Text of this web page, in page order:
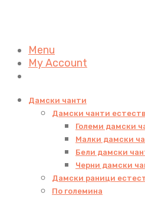
Menu
My Account
Дамски чанти
Дамски чанти
Големи дамски
Малки дамски
Бели дамски
Черни дамски
Дамски раници
По големина